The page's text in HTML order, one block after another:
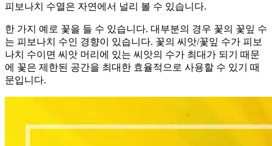
피보나치 수열은 자연에서 널리 볼 수 있습니다.
한 가지 예로 꽃을 들 수 있습니다. 대부분의 경우 꽃의 꽃잎 수
는 피보나치 수인 경향이 있습니다. 꽃의 씨앗/꽃잎 수가 피보
나치 수이면 씨앗 머리에 있는 씨앗의 수가 최대가 되기 때문
에 꽃은 제한된 공간을 최대한 효율적으로 사용할 수 있기 때
문입니다.